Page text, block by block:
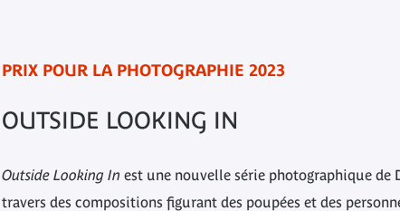
PRIX POUR LA PHOTOGRAPHIE 2023
OUTSIDE LOOKING IN
Outside Looking In est une nouvelle série photographique de
travers des compositions figurant des poupées et des